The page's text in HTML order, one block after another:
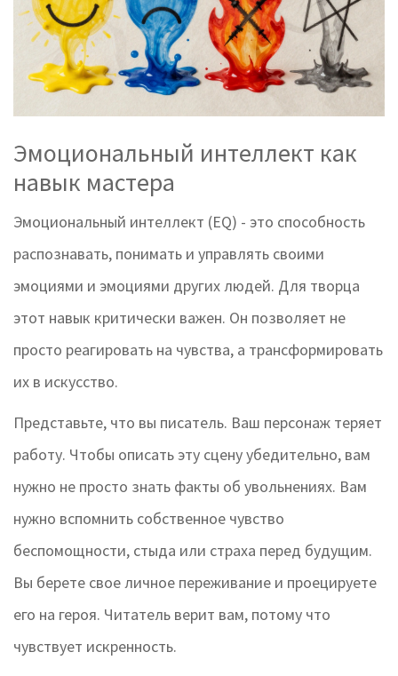
Эмоциональный интеллект как
навык мастера
Эмоциональный интеллект (EQ) - это способность
распознавать, понимать и управлять своими
эмоциями и эмоциями других людей. Для творца
этот навык критически важен. Он позволяет не
просто реагировать на чувства, а трансформировать
их в искусство.
Представьте, что вы писатель. Ваш персонаж теряет
работу. Чтобы описать эту сцену убедительно, вам
нужно не просто знать факты об увольнениях. Вам
нужно вспомнить собственное чувство
беспомощности, стыда или страха перед будущим.
Вы берете свое личное переживание и проецируете
его на героя. Читатель верит вам, потому что
чувствует искренность.